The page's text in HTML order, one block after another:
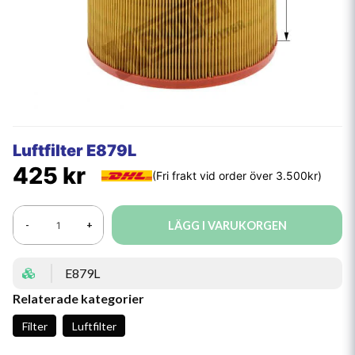
Luftfilter E879L
425 kr
- + LÄGG I VARUKORGEN
E879L
Relaterade kategorier
Filter Luftfilter